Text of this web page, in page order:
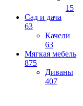
15
Сад и дача
63
Качели
63
Мягкая мебель
875
Диваны
407